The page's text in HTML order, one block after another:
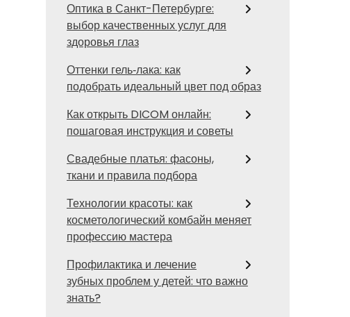
Оптика в Санкт-Петербурге:
выбор качественных услуг для
здоровья глаз
Оттенки гель‑лака: как
подобрать идеальный цвет под образ
Как открыть DICOM онлайн:
пошаговая инструкция и советы
Свадебные платья: фасоны,
ткани и правила подбора
Технологии красоты: как
косметологический комбайн меняет
профессию мастера
Профилактика и лечение
зубных проблем у детей: что важно
знать?